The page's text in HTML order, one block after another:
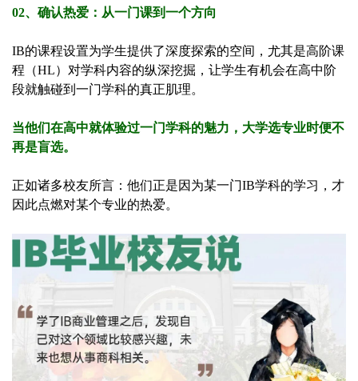
02、确认热爱：从一门课到一个方向
IB的课程设置为学生提供了深度探索的空间，尤其是高阶课
程（HL）对学科内容的纵深挖掘，让学生有机会在高中阶
段就触碰到一门学科的真正肌理。
当他们在高中就体验过一门学科的魅力，大学选专业时便不
再是盲选。
正如诸多校友所言：他们正是因为某一门IB学科的学习，才
因此点燃对某个专业的热爱。